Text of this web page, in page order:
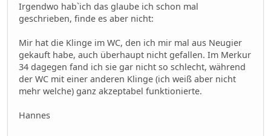
Irgendwo hab`ich das glaube ich schon mal
geschrieben, finde es aber nicht:
Mir hat die Klinge im WC, den ich mir mal aus Neugier
gekauft habe, auch überhaupt nicht gefallen. Im Merkur
34 dagegen fand ich sie gar nicht so schlecht, während
der WC mit einer anderen Klinge (ich weiß aber nicht
mehr welche) ganz akzeptabel funktionierte.
Hannes